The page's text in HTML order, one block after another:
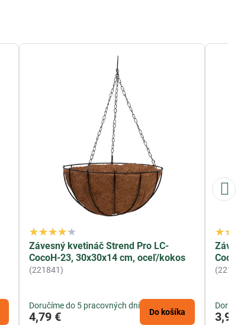
Závesný kvetináč Strend Pro LC-
CocoH-23, 30x30x14 cm, oceľ/kokos
(221841)
Doručíme do 5 pracovných dní
4,79 € Do košíka 3,94